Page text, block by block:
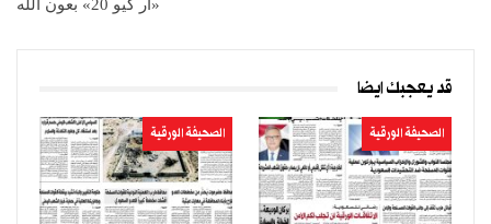
«آر كيو 20» بعون الله
قد يعجبك ايضا
الصحيفة الورقية الصحيفة الورقية